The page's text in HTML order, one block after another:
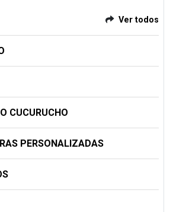
Ver todos
CUCURUCHO
PERSONALIZADAS